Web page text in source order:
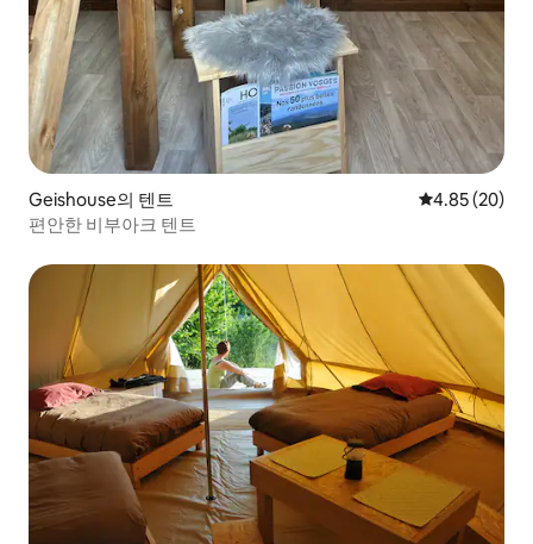
Geishouse의 텐트 평점 4.85점(5
4.85 (20)
편안한 비부아크 텐트